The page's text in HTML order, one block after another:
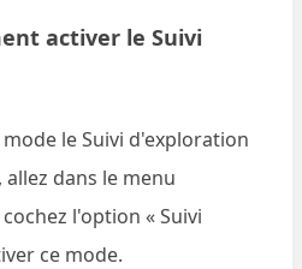
activer le Suivi
le Suivi d'exploration
dans le menu
l'option « Suivi
ce mode.